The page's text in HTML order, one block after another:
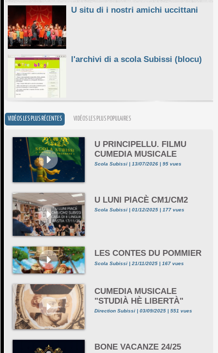
U situ di i nostri amichi uccittani
l'archivi di a scola Subissi (blocu)
VIDÉOS LES PLUS RÉCENTES VIDÉOS LES PLUS POPULAIRES
U PRINCIPELLU. FILMU
CUMEDIA MUSICALE
Scola Subissi | 13/07/2026 | 95 vues
U LUNI PIACÈ CM1/CM2
Scola Subissi | 01/12/2025 | 177 vues
LES CONTES DU POMMIER
Scola Subissi | 21/11/2025 | 167 vues
CUMEDIA MUSICALE
"STUDIÀ HÈ LIBERTÀ"
Direction Subissi | 03/09/2025 | 551 vues
BONE VACANZE 24/25